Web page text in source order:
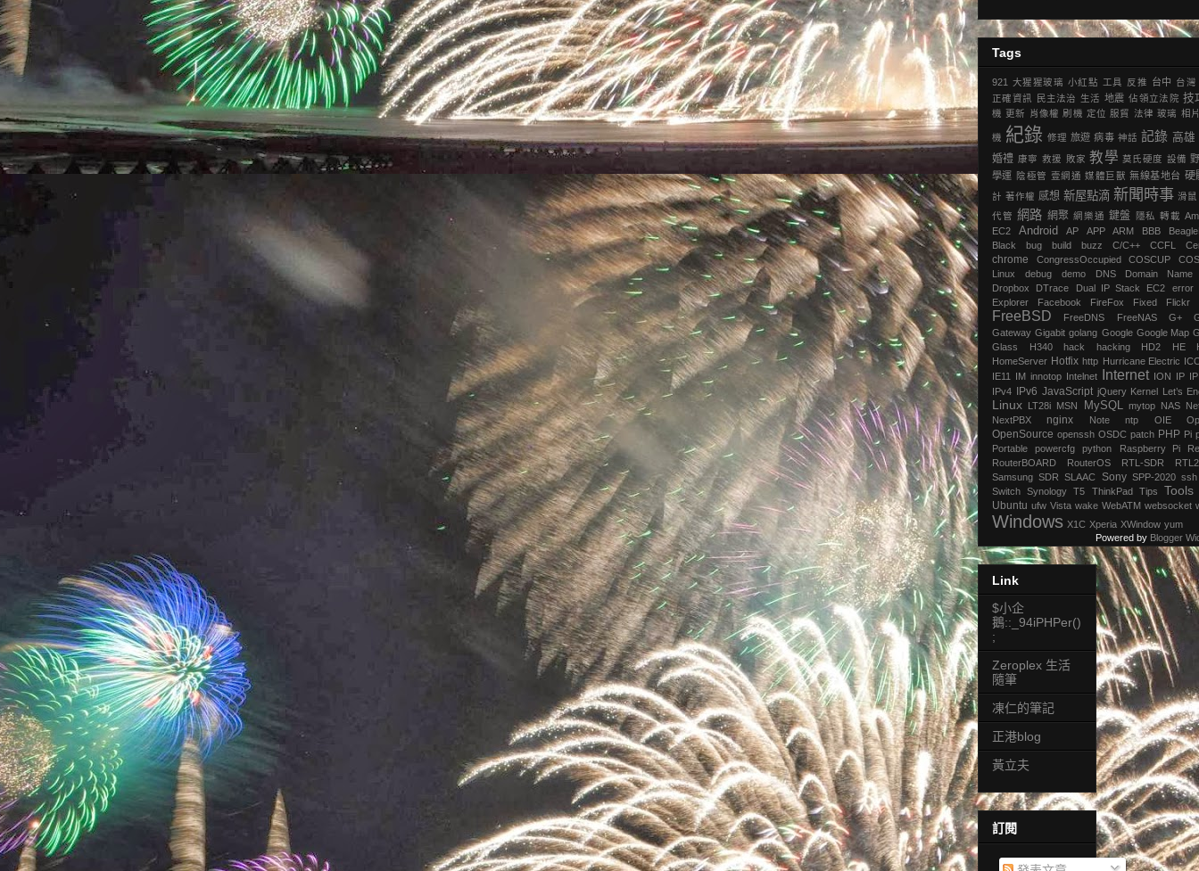
Tags
921 大猩猩玻璃 小紅點 工具 反推 台中 台灣
正確資訊
民主法治 生活 地震 ‎佔領立法院‬ 技
機 更新 肖像權 刷機 定位 服貿 法律 玻璃 相
機 紀錄 修理 旅遊 病毒 神話 記錄 高雄
婚禮 康寧 救援 敗家 教學 莫氏硬度 設備
學運 陰極管 壹網通 媒體巨獸 無線基地台 硬
計 著作權 感想 新屋點滴 新聞時事 滑鼠
代管 網路 網聚 網樂通 鍵盤 隱私 轉載
EC2
Android AP APP ARM BBB
Black
bug build buzz C/C++ CCFL
chrome ‎CongressOccupied COSCUP
Linux
debug demo DNS
Domain Name
Dropbox
DTrace Dual IP Stack EC2
error
Explorer
Facebook FireFox Fixed Flickr
FreeBSD FreeDNS FreeNAS G+
Gateway Gigabit golang Google Google Map
Glass
H340 hack hacking HD2 HE
HomeServer Hotfix http Hurricane Electric
IE11
IM innotop Intelnet Internet ION IP
IPv4
IPv6 JavaScript jQuery Kernel Let’s
Linux LT28i MSN MySQL mytop NAS
NextPBX
nginx Note ntp OIE
OpenSource openssh OSDC patch PHP Pi
Portable
powercfg python Raspberry Pi
RouterBOARD
RouterOS RTL-SDR
Samsung SDR SLAAC Sony SPP-2020 ssh
Switch Synology T5 ThinkPad Tips Tools
Ubuntu ufw Vista wake WebATM websocket
Windows X1C Xperia XWindow yum
Powered by Blogger
Link
$小企
鵝::_94iPHPer()
;
Zeroplex 生活
隨筆
凍仁的筆記
正港blog
黃立夫
訂閱